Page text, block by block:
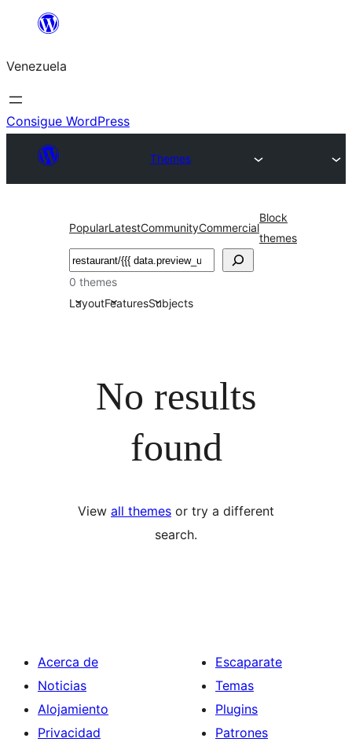
Saltar
contenido
Venezuela
Consigue WordPress
Themes
PopularLatestCommunityCommercial
Block
themes
Buscar
0 themes
LayoutFeaturesSubjects
No results
found
View all themes or try a different
search.
Acerca de
Noticias
Alojamiento
Privacidad
Escaparate
Temas
Plugins
Patrones